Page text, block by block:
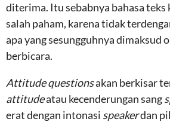
diterima. Itu sebabnya bahasa teks
salah paham, karena tidak
apa yang sesungguhnya dimaksud
berbicara.
Attitude questionsakan berkisar
attitudeatau kecenderungan sang
erat dengan intonasi speakerdan